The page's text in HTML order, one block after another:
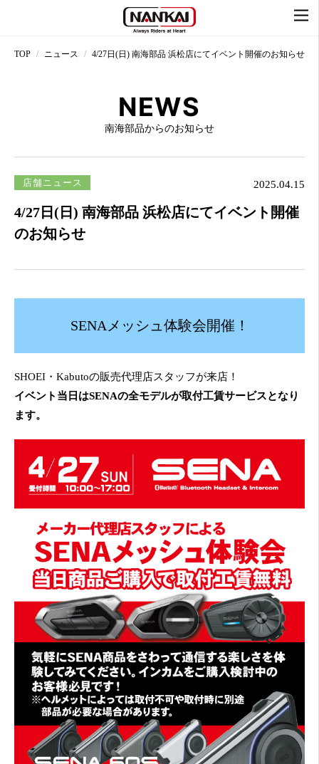
TOP ニュース 4/27日(日) 南海部品 浜松店にてイベント開催のお知らせ
NEWS
南海部品からのお知らせ
店舗ニュース 2025.04.15
4/27日(日) 南海部品 浜松店にてイベント開催
のお知らせ
SENAメッシュ体験会開催！
SHOEI・Kabutoの販売代理店スタッフが来店！
イベント当日はSENAの全モデルが取付工賃サービスとなり
ます。